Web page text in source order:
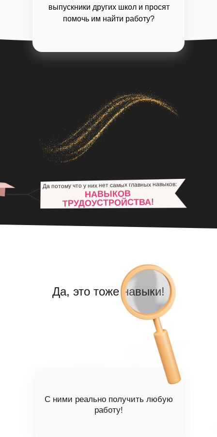
выпускники других школ и просят
помочь им найти работу?
Да потому что у них нет самых главных навыков:
НАВЫКОВ
ТРУДОУСТРОЙСТВА!
С ними реально получить любую
работу!
Да, это тоже навыки!